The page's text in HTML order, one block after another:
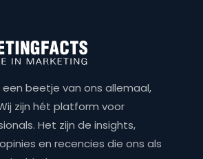
beetje van ons allemaal,
zijn hét platform voor
Het zijn de insights,
en recencies die ons als